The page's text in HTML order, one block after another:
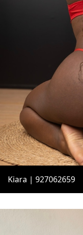
Kiara | 927062659